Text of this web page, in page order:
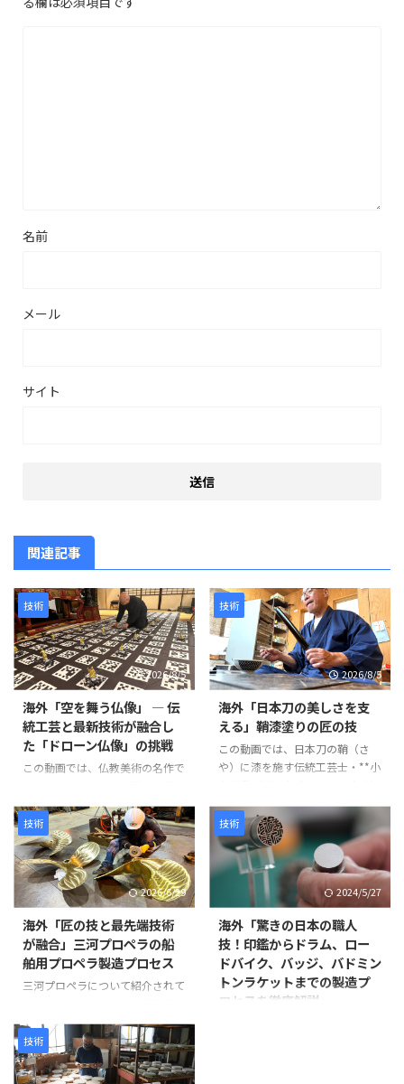
名前
メール
サイト
関連記事
技術
2026/8/5
海外「空を舞う仏像」 ― 伝
統工芸と最新技術が融合し
た「ドローン仏像」の挑戦
この動画では、仏教美術の名作で
を現代のテクノロジーで再現す
る、革新的なプロジェクトが紹介
されています。 阿弥陀如来と25
体の菩薩が極楽浄土から人々を迎
えに来る情景を、空中を舞うドロ
ーン仏像によって表現するとい
う、伝統文化と最新技術を融合さ
せた試みです。 制作には、約
1,500年にわたり受け継がれてき
た仏像彫刻の技術と、3Dスキャ
ン・3Dプリントなどの現代技術
の工程 まず、仏師による木彫り
の原型制作から始まります。 仏
師は木材から仏像を一体ずつ丁寧
...
技術
2026/8/5
海外「日本刀の美しさを支
える」鞘漆塗りの匠の技
この動画では、日本刀の鞘（さ
や）に漆を施す伝統工芸士・**小
氏の仕事が紹介されています。日
本刀の鞘は単なる収納具ではな
く、刀身を守る重要な役割を担っ
ています。熟練の職人が幾度も塗
装と研磨を繰り返し、美しさと耐
久性を兼ね備えた鞘を完成させて
いきます。 製造工程は以下のよ
うに進みます。 まず、2枚の木材
を貼り合わせて作られた鞘の継ぎ
目を補強します。継ぎ目に和紙を
米糊で貼り付けることで、割れや
剥離を防ぎ、長期間使用できる強
技術
2026/6/29
海外「匠の技と最先端技術
が融合」三河プロペラの船
舶用プロペラ製造プロセス
三河プロペラについて紹介されて
に拠点を置き、1929年に設立さ
れて以来、90年以上にわたり船
舶用プロペラを製造しています。
製造プロセスは以下のように進み
技術
2024/5/27
海外「驚きの日本の職人
技！印鑑からドラム、ロー
ドバイク、バッジ、バドミン
トンラケットまでの製造プ
ロセスを徹底解説」
技術